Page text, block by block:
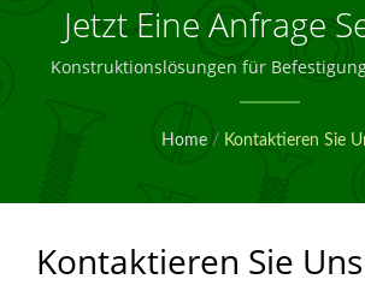
Jetzt Eine Anfrage
Individuelle
Auf Die Sie
Können – Chan
Konstruktionslösungen für
C.
Home / Kontaktieren Sie
Kontaktieren Sie Uns